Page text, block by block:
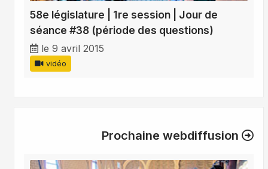
58e législature | 1re session | Jour de
séance #38 (période des questions)
le 9 avril 2015
vidéo
Prochaine webdiffusion